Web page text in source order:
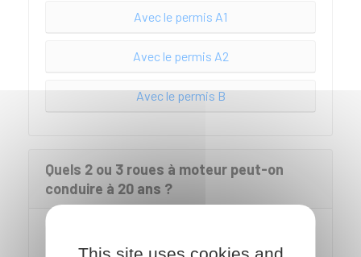
Avec le permis A1
Avec le permis A2
Avec le permis B
Quels 2 ou 3 roues à moteur peut-on
conduire à 20 ans ?
This site uses cookies and